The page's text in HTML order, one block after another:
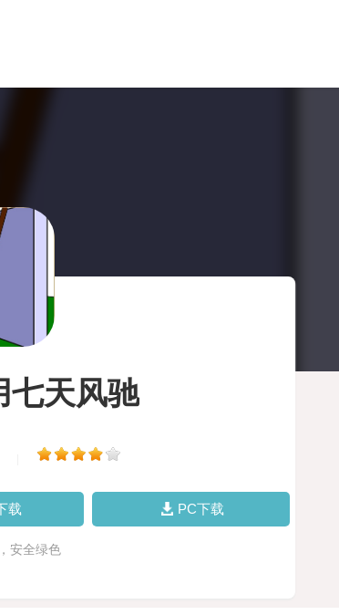
七天风驰
载 PC下载
安全绿色